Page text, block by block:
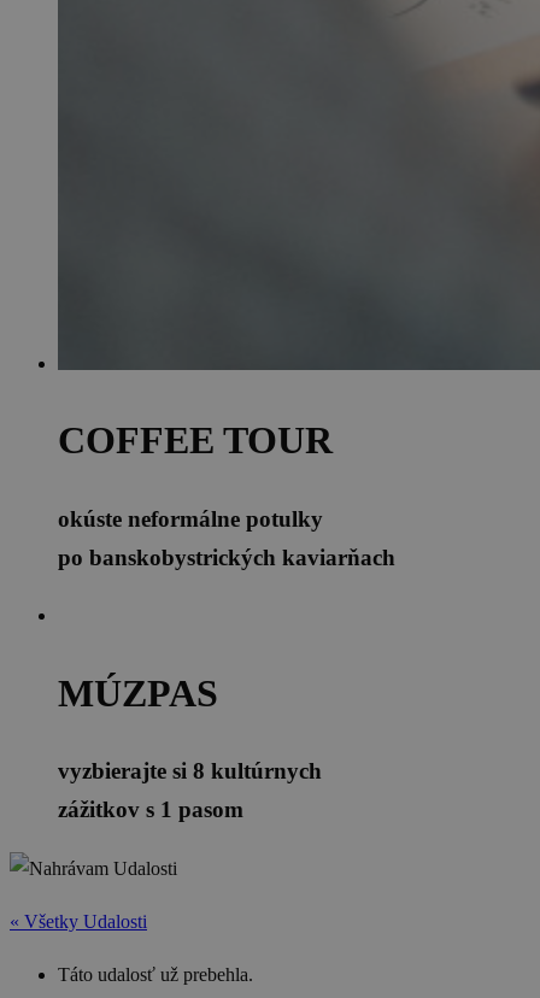
COFFEE TOUR
okúste neformálne potulky
po banskobystrických kaviarňach
MÚZPAS
vyzbierajte si 8 kultúrnych
zážitkov s 1 pasom
« Všetky Udalosti
Táto udalosť už prebehla.